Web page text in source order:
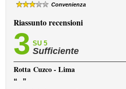
Convenienza
Riassunto recensioni
3 SU 5
Sufficiente
RottaCuzco - Lima
“ ”